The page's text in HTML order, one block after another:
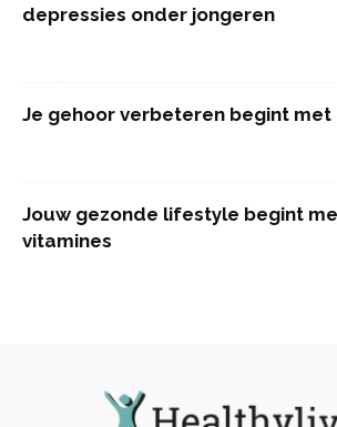
depressies onder jongeren
Je gehoor verbeteren begint met
Jouw gezonde lifestyle begint
vitamines